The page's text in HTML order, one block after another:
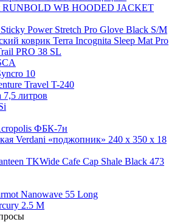
RUNBOLD WB HOODED JACKET
Power Stretch Pro Glove Black S/M
коврик Terra Incognita Sleep Mat Pro
PRO 38 SL
10
Travel T-240
литров
ФБК-7н
Verdani «поджопник» 240 x 350 х 18
TKWide Cafe Cap Shale Black 473
Nanowave 55 Long
2.5 M